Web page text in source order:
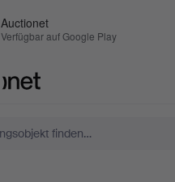
Auctionet
Verfügbar auf Google Play